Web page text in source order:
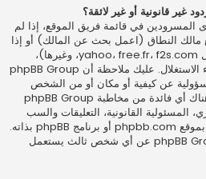
قانونية أو غير لائقة؟
المسرودين في قائمة فريق الموقع، إذا لم
مالك النطاق (اعمل بحث عن المالك) أو إذا
كان المنتدى في موقع مجاني (مثل yahoo، free.fr، f2s.com، وغيرها)،
فخاطب إدارة الموقع أو إدارة سوء الاستغلال. عليك ملاحظة أن phpBB Group
عن كيفية أو مكان أو من الشخص
الذي يستعمل هذا المنتدى. ليس هناك أي فائدة من مخاطبة phpBB Group
المسئولية القانونية، التعليقات والسب
العلني، وغيرها) لها علاقة مباشرة بموقع phpbb.com أو برنامج phpBB بذاته.
إن أرسلت رسالة الكترونية لـ phpBB Group عن أي شخص ثالث يستعمل